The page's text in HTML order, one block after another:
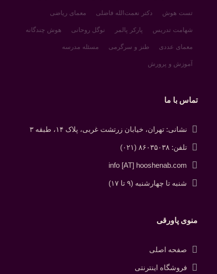
تست هوش دکتر نعمت‌الله فاضلی معمای ریاضی
شهامت تدریس پارکر پالمر نوگل روحانی هوش چندگانه
معمای عددی طنز و سرگرمی مسئله مدرسه
آموزش و پرورش
تماس با ما
نشانی: تهران، خیابان زرتشت غربی، پلاک ۱۴، طبقه ۳
تلفن: ۸۶۰۳۵۰۳۸ (۰۲۱)
info [AT] hooshenab.com
شنبه تا چهارشنبه (۹ تا ۱۷)
منوی پاورقی
صفحه اصلی
فروشگاه اینترنتی